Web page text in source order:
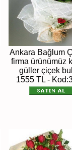
Ankara Bağlum
firma ürünümüz
güller çiçek
1555 TL -